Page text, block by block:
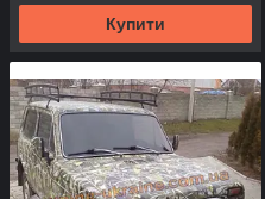
Купити